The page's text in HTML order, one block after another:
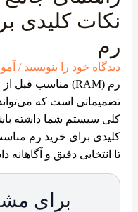
نکات کلیدی
رم
دیدگاه‌ خود را بنویسید /
رم (RAM) مناسب قبل از
تصمیماتی است که
کلی سیستم شما داشته
کلیدی برای خرید رم
تا انتخابی دقیق و آگاهانه
برای